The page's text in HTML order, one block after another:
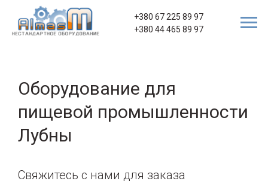
+380 67 225 89 97
+380 44 465 89 97
Оборудование для
пищевой промышленности
Лубны
Свяжитесь с нами для заказа